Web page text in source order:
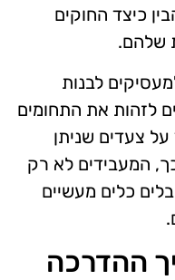
כיצד החוקים
שלהם.
לבנות
לזהות את התחומים
צעדים שניתן
המעבידים לא רק
כלים מעשיים
ההדרכה